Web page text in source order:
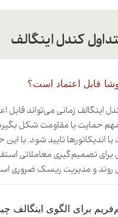
کندل اینگالف
قابل اعتماد است؟
اینگالف زمانی می‌تواند قابل
حمایت یا مقاومت شکل
اندیکاتورها تایید شود. با این
برای تصمیم‌گیری معاملاتی
روند و مدیریت ریسک ضروری
برای الگوی اینگالف